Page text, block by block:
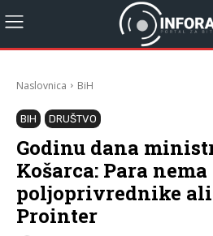
Naslovnica BiH
BIH DRUŠTVO
Godinu dana
Košarca: Para nema
poljoprivrednike ali
Prointer